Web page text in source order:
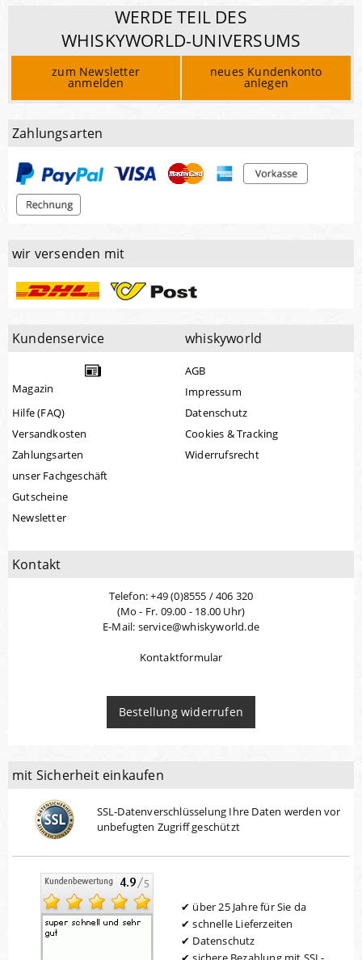
WERDE TEIL DES
WHISKYWORLD-UNIVERSUMS
zum Newsletter
anmelden
neues Kundenkonto
anlegen
Zahlungsarten
wir versenden mit
Kundenservice
Magazin
Hilfe (FAQ)
Versandkosten
Zahlungsarten
unser Fachgeschäft
Gutscheine
Newsletter
whiskyworld
AGB
Impressum
Datenschutz
Cookies & Tracking
Widerrufsrecht
Kontakt
Telefon: +49 (0)8555 / 406 320
(Mo - Fr. 09.00 - 18.00 Uhr)
E-Mail: service@whiskyworld.de
Kontaktformular
Bestellung widerrufen
mit Sicherheit einkaufen
SSL-Datenverschlüsselung Ihre Daten werden vor
unbefugten Zugriff geschützt
über 25 Jahre für Sie da
schnelle Lieferzeiten
Datenschutz